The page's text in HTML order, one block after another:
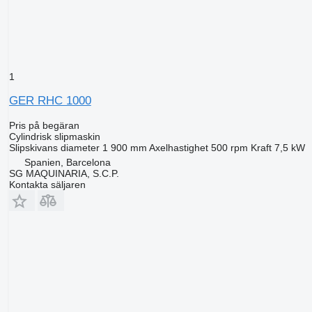
1
GER RHC 1000
Pris på begäran
Cylindrisk slipmaskin
Slipskivans diameter 1 900 mm Axelhastighet 500 rpm Kraft 7,5 kW
Spanien, Barcelona
SG MAQUINARIA, S.C.P.
Kontakta säljaren